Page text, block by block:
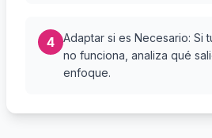
4
Adaptar si es Necesario: Si
no funciona, analiza qué
enfoque.